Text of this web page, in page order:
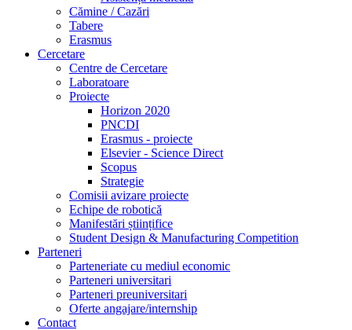
Cămine / Cazări
Tabere
Erasmus
Cercetare
Centre de Cercetare
Laboratoare
Proiecte
Horizon 2020
PNCDI
Erasmus - proiecte
Elsevier - Science Direct
Scopus
Strategie
Comisii avizare proiecte
Echipe de robotică
Manifestări științifice
Student Design & Manufacturing Competition
Parteneri
Parteneriate cu mediul economic
Parteneri universitari
Parteneri preuniversitari
Oferte angajare/internship
Contact